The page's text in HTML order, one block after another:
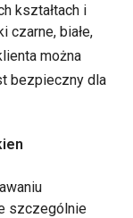
kształtach i
czarne, białe,
można
bezpieczny dla
szczególnie